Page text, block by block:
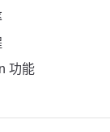
功能